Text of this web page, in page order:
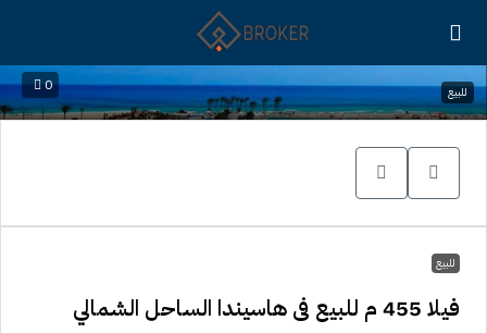
0 للبيع
للبيع
فيلا 455 م للبيع فى هاسيندا الساحل الشمالي